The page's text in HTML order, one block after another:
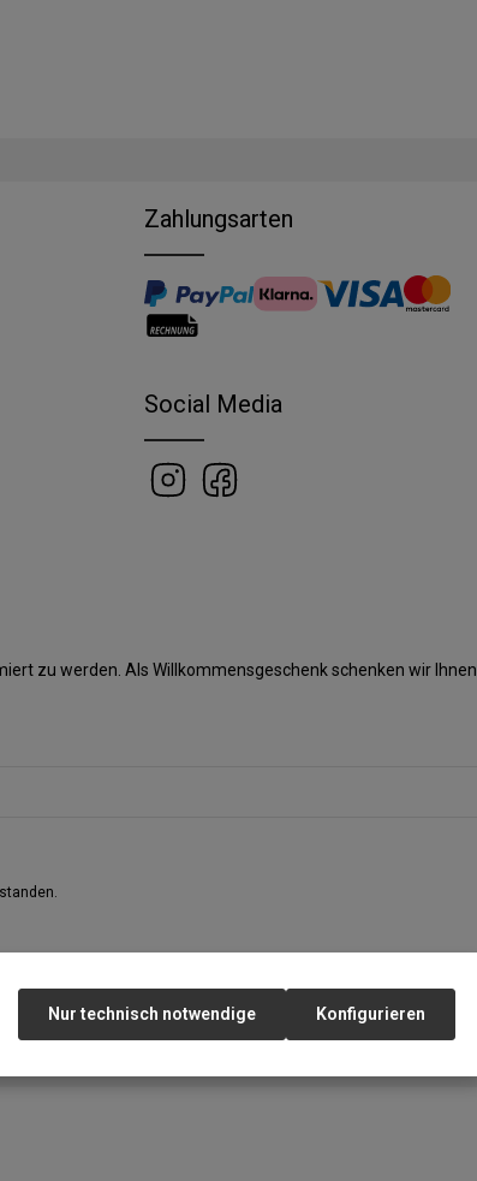
Zahlungsarten
Social Media
zu werden. Als Willkommensgeschenk schenken wir Ihnen
Nur technisch notwendige Konfigurieren